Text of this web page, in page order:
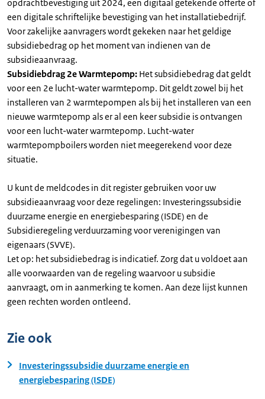
opdrachtbevestiging uit 2024, een digitaal getekende offerte of
een digitale schriftelijke bevestiging van het installatiebedrijf.
Voor zakelijke aanvragers wordt gekeken naar het geldige
subsidiebedrag op het moment van indienen van de
subsidieaanvraag.
Subsidiebdrag 2e Warmtepomp: Het subsidiebedrag dat geldt
voor een 2e lucht-water warmtepomp. Dit geldt zowel bij het
installeren van 2 warmtepompen als bij het installeren van een
nieuwe warmtepomp als er al een keer subsidie is ontvangen
voor een lucht-water warmtepomp. Lucht-water
warmtepompboilers worden niet meegerekend voor deze
situatie.
U kunt de meldcodes in dit register gebruiken voor uw
subsidieaanvraag voor deze regelingen: Investeringssubsidie
duurzame energie en energiebesparing (ISDE) en de
Subsidieregeling verduurzaming voor verenigingen van
eigenaars (SVVE).
Let op: het subsidiebedrag is indicatief. Zorg dat u voldoet aan
alle voorwaarden van de regeling waarvoor u subsidie
aanvraagt, om in aanmerking te komen. Aan deze lijst kunnen
geen rechten worden ontleend.
Zie ook
Investeringssubsidie duurzame energie en
energiebesparing (ISDE)